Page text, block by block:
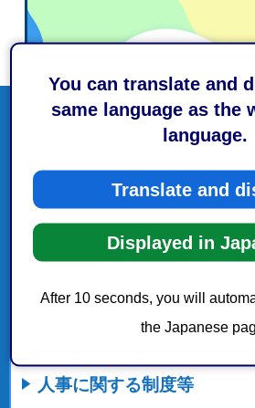
You can translate and
same language as the
language.
Translate and
Displayed in
After 10 seconds, you will
the Japanese
人事に関する制度等